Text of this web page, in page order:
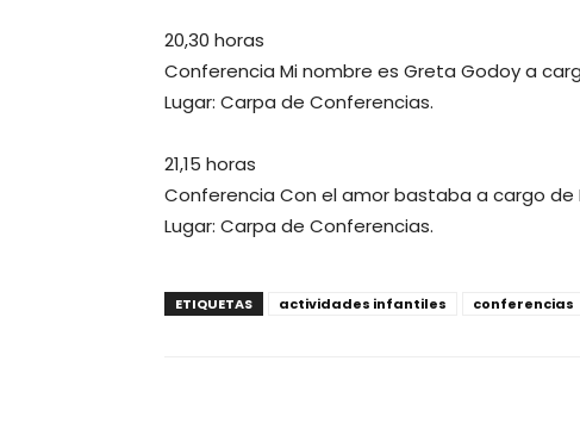
20,30 horas
Conferencia Mi nombre es Greta Godoy a
Lugar: Carpa de Conferencias.
21,15 horas
Conferencia Con el amor bastaba a cargo de
Lugar: Carpa de Conferencias.
ETIQUETAS actividades infantiles conferencias